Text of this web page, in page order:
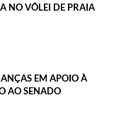
NO VÔLEI DE PRAIA
EM APOIO À
AO SENADO